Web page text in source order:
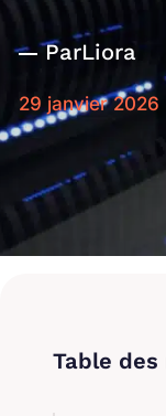
ParLiora
29 janvier 2026